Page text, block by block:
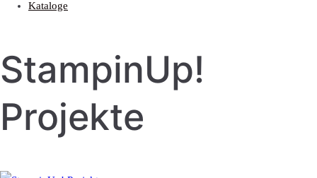
Kataloge
StampinUp!
Projekte